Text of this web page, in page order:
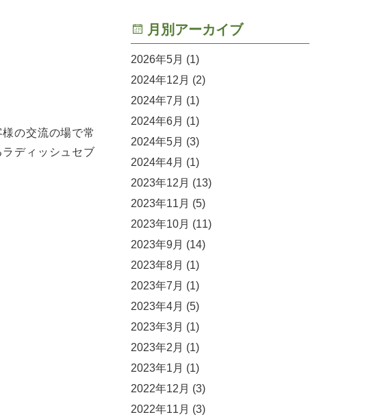
の交流の場で常
ディッシュセブ
月別アーカイブ
2026年5月 (1)
2024年12月 (2)
2024年7月 (1)
2024年6月 (1)
2024年5月 (3)
2024年4月 (1)
2023年12月 (13)
2023年11月 (5)
2023年10月 (11)
2023年9月 (14)
2023年8月 (1)
2023年7月 (1)
2023年4月 (5)
2023年3月 (1)
2023年2月 (1)
2023年1月 (1)
2022年12月 (3)
2022年11月 (3)